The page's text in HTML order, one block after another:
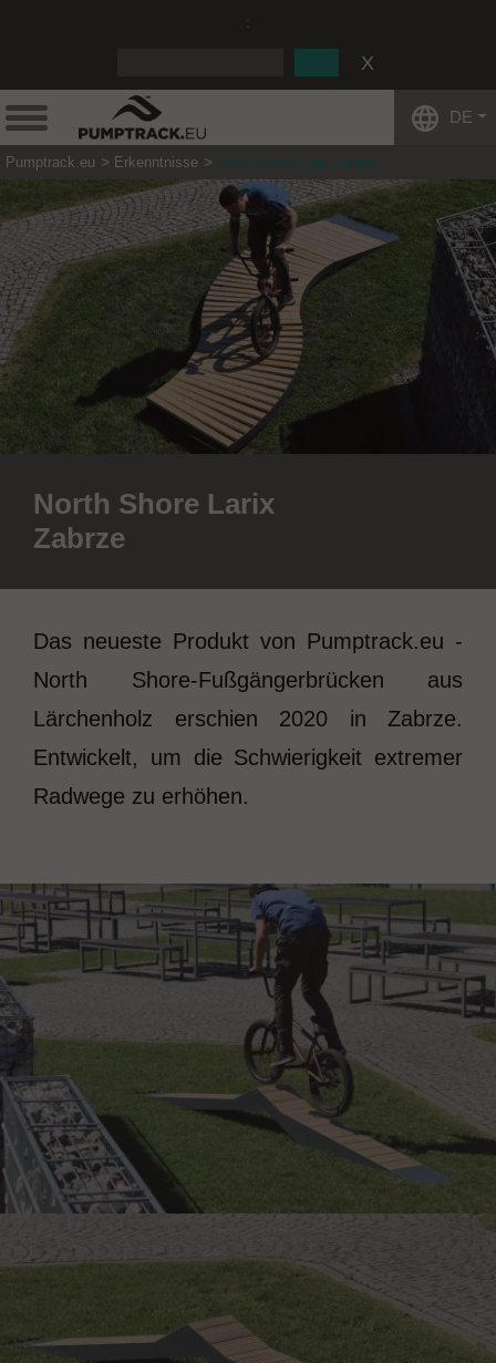
DE
Pumptrack.eu Erkenntnisse North Shore Larix Zabrze
North Shore Larix
Zabrze
Das neueste Produkt von Pumptrack.eu -
North Shore-Fußgängerbrücken aus
Lärchenholz erschien 2020 in Zabrze.
Entwickelt, um die Schwierigkeit extremer
Radwege zu erhöhen.